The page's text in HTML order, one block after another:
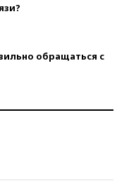
обращаться с